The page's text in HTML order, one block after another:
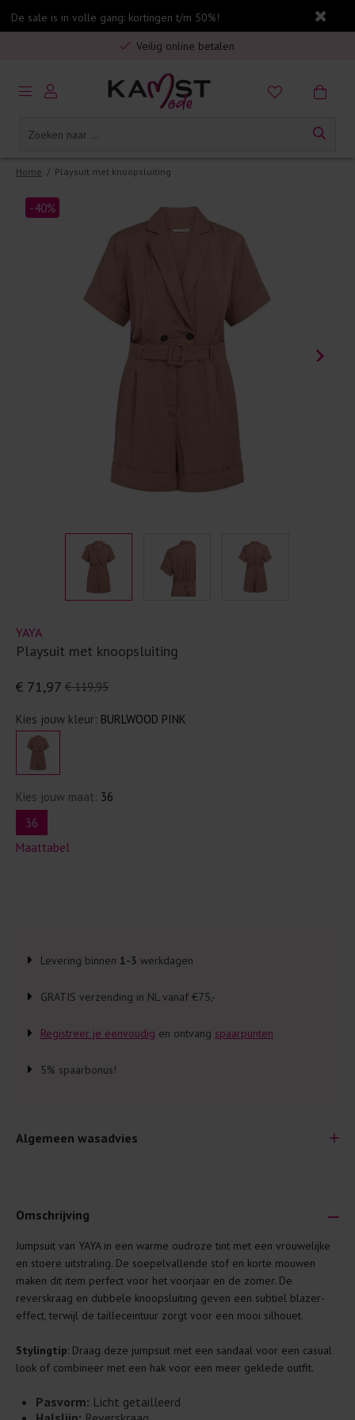
De sale is in volle gang: kortingen t/m 50%!
Gratis verzending in Nederland vanaf €75,-
Veilig online betalen
5% spaarbonus op jouw aankoop
Gratis verzending in Nederland vanaf €75,-
Home / Playsuit met knoopsluiting
-40%
YAYA
Playsuit met knoopsluiting
€ 119,95
€ 71,97
Kies jouw kleur: BURLWOOD PINK
Kies jouw maat: 36
36
Maattabel
Levering binnen 1-3 werkdagen
GRATIS verzending in NL vanaf €75,-
Registreer je eenvoudig en ontvang spaarpunten
5% spaarbonus!
Algemeen wasadvies
Je wilt natuurlijk lang plezier hebben van je nieuwe kleding.
Daarom geven wij een aantal algemene was-tips:
Lees altijd eerst even het was-etiket.
Was kleding binnenste buiten. Dat beschermt de
buitenkant.
Wees zuinig met wasmiddel. Per kledingstuk is een drupje
Was zo koud mogelijk. Op 20 of 30 graden wassen is vaak
Omschrijving
Jumpsuit van YAYA in een warme oudroze tint met een vrouwelijke
en stoere uitstraling. De soepelvallende stof en korte mouwen
maken dit item perfect voor het voorjaar en de zomer. De
reverskraag en dubbele knoopsluiting geven een subtiel blazer-
effect, terwijl de tailleceintuur zorgt voor een mooi silhouet.
Stylingtip: Draag deze jumpsuit met een sandaal voor een casual
look of combineer met een hak voor een meer geklede outfit.
Pasvorm: Licht getailleerd